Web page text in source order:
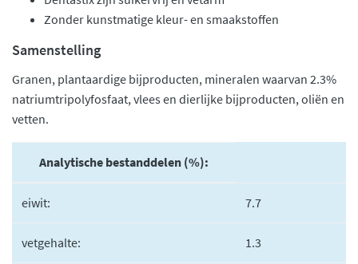
Zonder kunstmatige kleur- en smaakstoffen
Samenstelling
Granen, plantaardige bijproducten, mineralen waarvan 2.3%
natriumtripolyfosfaat, vlees en dierlijke bijproducten, oliën en
vetten.
Analytische bestanddelen (%):
eiwit: 7.7
vetgehalte: 1.3